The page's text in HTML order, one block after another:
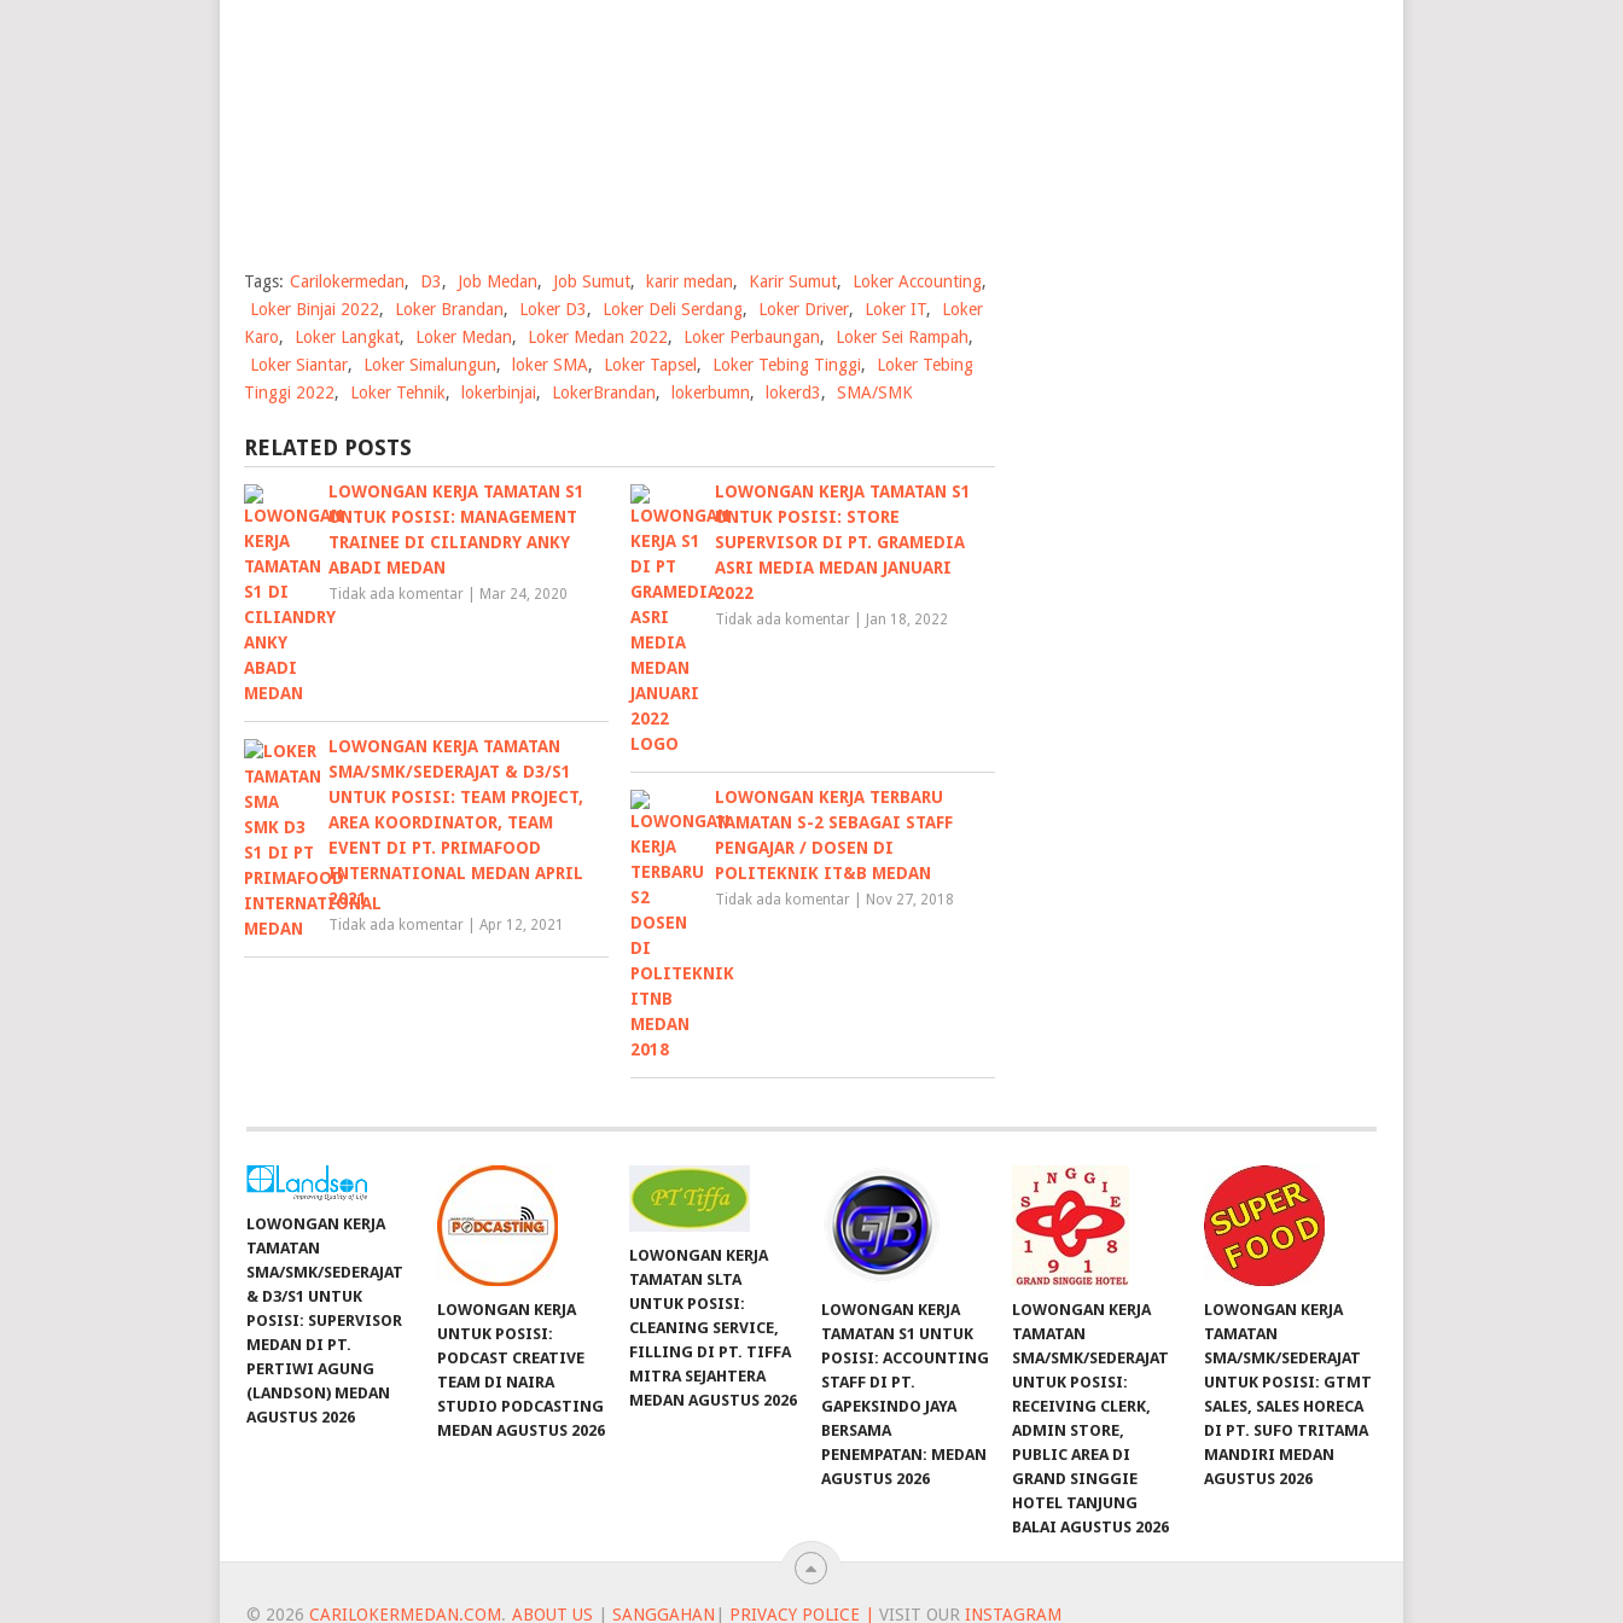
Tags: Carilokermedan, D3, Job Medan, Job Sumut, karir medan, Karir Sumut, Loker Accounting,
Loker Binjai 2022, Loker Brandan, Loker D3, Loker Deli Serdang, Loker Driver, Loker IT,
Loker
Karo, Loker Langkat, Loker Medan, Loker Medan 2022, Loker Perbaungan, Loker Sei Rampah,
Loker Siantar, Loker Simalungun, loker SMA, Loker Tapsel , Loker Tebing Tinggi,
Loker Tebing
Tinggi 2022, Loker Tehnik, lokerbinjai, LokerBrandan, lokerbumn, lokerd3, SMA/SMK
RELATED POSTS
LOWONGAN KERJA TAMATAN S1
UNTUK POSISI: MANAGEMENT
TRAINEE DI CILIANDRY ANKY
ABADI MEDAN
Tidak ada komentar Mar 24, 2020
LOWONGAN KERJA TAMATAN S1
UNTUK POSISI: STORE
SUPERVISOR DI PT. GRAMEDIA
ASRI MEDIA MEDAN JANUARI
2022
Tidak ada komentar Jan 18, 2022
LOWONGAN KERJA TAMATAN
SMA/SMK/SEDERAJAT & D3/S1
UNTUK POSISI: TEAM PROJECT,
AREA KOORDINATOR, TEAM
EVENT DI PT. PRIMAFOOD
INTERNATIONAL MEDAN APRIL
2021
Tidak ada komentar Apr 12, 2021
LOWONGAN KERJA TERBARU
TAMATAN S-2 SEBAGAI STAFF
PENGAJAR / DOSEN DI
POLITEKNIK IT&B MEDAN
Tidak ada komentar Nov 27, 2018
LOWONGAN KERJA
TAMATAN
SMA/SMK/SEDERAJAT
& D3/S1 UNTUK
POSISI: SUPERVISOR
MEDAN DI PT.
PERTIWI AGUNG
(LANDSON) MEDAN
AGUSTUS 2026
LOWONGAN KERJA
UNTUK POSISI:
PODCAST CREATIVE
TEAM DI NAIRA
STUDIO PODCASTING
MEDAN AGUSTUS 2026
LOWONGAN KERJA
TAMATAN SLTA
UNTUK POSISI:
CLEANING SERVICE,
FILLING DI PT. TIFFA
MITRA SEJAHTERA
MEDAN AGUSTUS 2026
LOWONGAN KERJA
TAMATAN S1 UNTUK
POSISI: ACCOUNTING
STAFF DI PT.
GAPEKSINDO JAYA
BERSAMA
PENEMPATAN: MEDAN
AGUSTUS 2026
LOWONGAN KERJA
TAMATAN
SMA/SMK/SEDERAJAT
UNTUK POSISI:
RECEIVING CLERK,
ADMIN STORE,
PUBLIC AREA DI
GRAND SINGGIE
HOTEL TANJUNG
BALAI AGUSTUS 2026
LOWONGAN KERJA
TAMATAN
SMA/SMK/SEDERAJAT
UNTUK POSISI: GTMT
SALES, SALES HORECA
DI PT. SUFO TRITAMA
MANDIRI MEDAN
AGUSTUS 2026
© 2026 CARILOKERMEDAN.COM. ABOUT US SANGGAHAN PRIVACY POLICE | VISIT OUR INSTAGRAM